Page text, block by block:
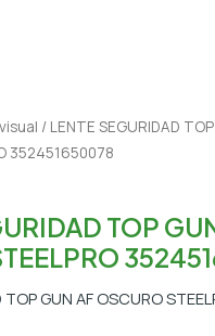
/ LENTE SEGURIDAD
352451650078
TOP
TOP GUN AF OSCURO